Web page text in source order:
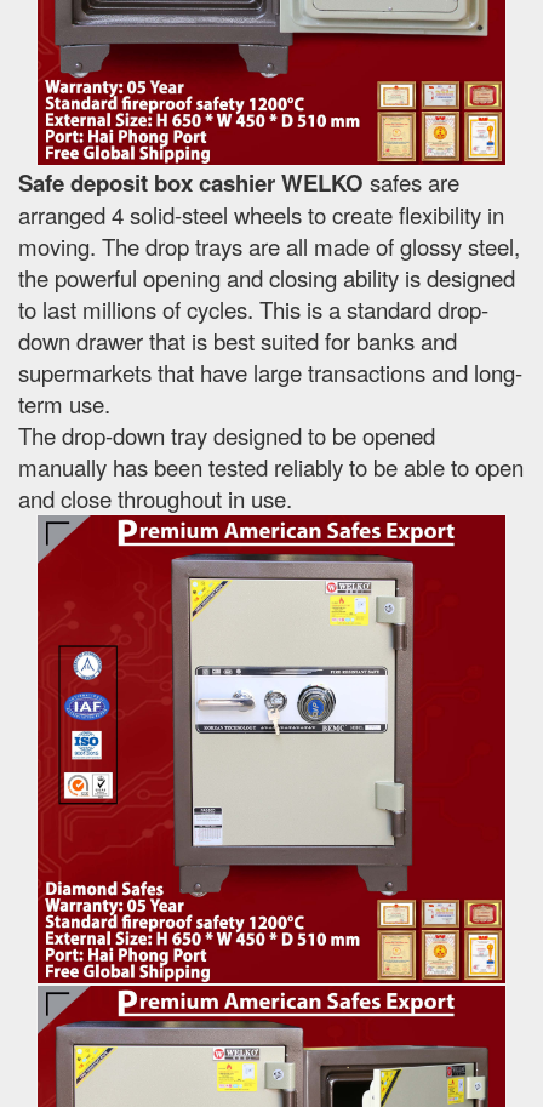
Safe deposit box cashier WELKO safes are
arranged 4 solid-steel wheels to create flexibility in
moving. The drop trays are all made of glossy steel,
the powerful opening and closing ability is designed
to last millions of cycles. This is a standard drop-
down drawer that is best suited for banks and
supermarkets that have large transactions and long-
term use.
The drop-down tray designed to be opened
manually has been tested reliably to be able to open
and close throughout in use.